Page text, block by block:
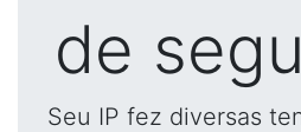
de
Seu IP fez diversas